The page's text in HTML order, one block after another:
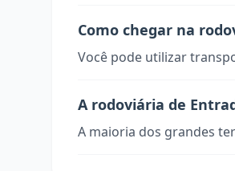
Como chegar na
Você pode utilizar
A rodoviária de
A maioria dos grandes